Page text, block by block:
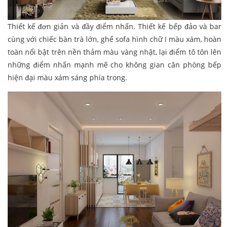
Thiết kế đơn giản và đầy điểm nhấn. Thiết kế bếp đảo và bar
cùng với chiếc bàn trà lớn, ghế sofa hình chữ I màu xám, hoàn
toàn nổi bật trên nền thảm màu vàng nhật, lại điểm tô tôn lên
những điểm nhấn mạnh mẽ cho không gian căn phòng bếp
hiện đại màu xám sáng phía trong.